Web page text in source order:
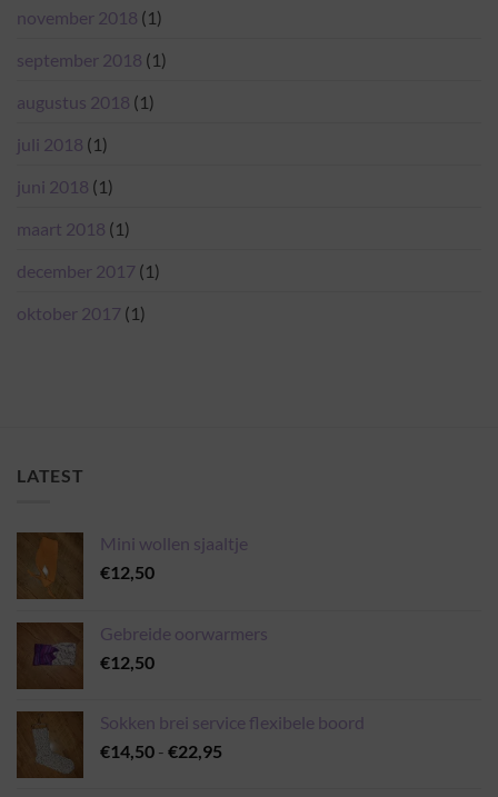
november 2018 (1)
september 2018 (1)
augustus 2018 (1)
juli 2018 (1)
juni 2018 (1)
maart 2018 (1)
december 2017 (1)
oktober 2017 (1)
LATEST
Mini wollen sjaaltje
€12,50
Gebreide oorwarmers
€12,50
Sokken brei service flexibele boord
€14,50 - €22,95